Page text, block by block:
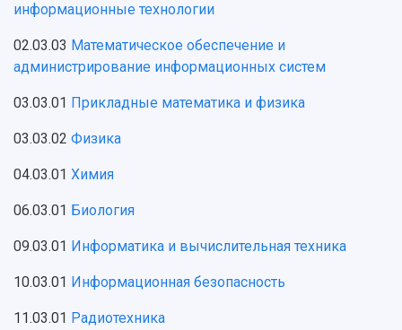
Учебный аэродром
Ботанический сад
Умный дом бабочек
Международный межвузовский кампус
Сведения об образовательной организации
Официальные документы
информационные технологии
02.03.03 Математическое обеспечение и
администрирование информационных систем
03.03.01 Прикладные математика и физика
03.03.02 Физика
04.03.01 Химия
06.03.01 Биология
09.03.01 Информатика и вычислительная техника
10.03.01 Информационная безопасность
11.03.01 Радиотехника